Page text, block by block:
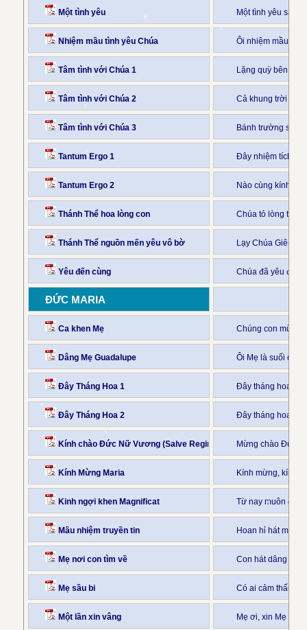
Một tình yêu Một tình yêu sâu
Nhiệm mầu tình yêu Chúa Ôi nhiệm mầu
Tâm tình với Chúa 1 Lặng quỳ bên
Tâm tình với Chúa 2 Cả khung trời
Tâm tình với Chúa 3 Bánh trường sinh
Tantum Ergo 1 Đây nhiệm tích vô
Tantum Ergo 2 Nào cùng kính
Thánh Thể hoa lòng con Chúa tỏ lòng
Thánh Thể nguồn mến yêu vô bờ Lạy Chúa Giê-su
Yêu đến cùng Chúa đã yêu đến
ĐỨC MARIA
Ca khen Mẹ Chúng con mừng
Dâng Mẹ Guadalupe Ôi Mẹ là suối ơn
Đây Tháng Hoa 1 Đây tháng hoa
Đây Tháng Hoa 2 Đây tháng hoa về
Kính chào Đức Nữ Vương (Salve Regina) Mừng chào Đức
Kính Mừng Maria Kính mừng, kính
Kinh ngợi khen Magnificat Từ nay muôn đời
Mầu nhiệm truyền tin Hoan hỉ hát mừng
Mẹ nơi con tìm về Con hát dâng Mẹ
Mẹ sầu bi Có ai cảm thấu
Một lần xin vâng Mẹ ơi, xin Mẹ dạy